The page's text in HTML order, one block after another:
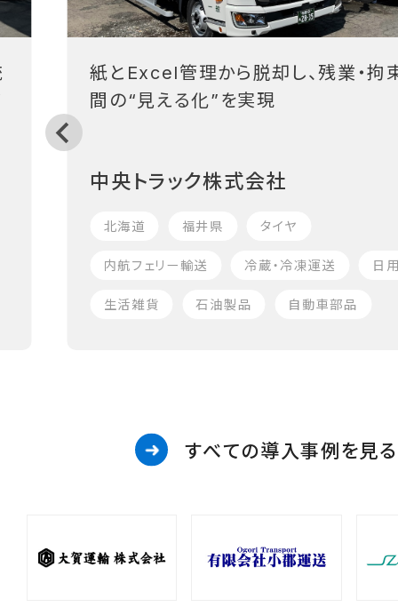
紙とExcel管理から脱却し、残業・拘
間の“見える化”を実現
中央トラック株式会社
北海道 福井県 タイヤ
内航フェリー輸送 冷蔵・冷凍運送 日
生活雑貨 石油製品 自動車部品
すべての導入事例を見る